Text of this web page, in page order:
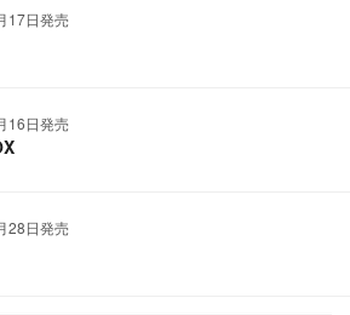
17日発売
16日発売
28日発売